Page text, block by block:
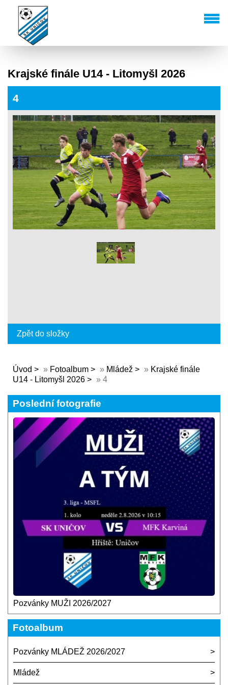
Krajské finále U14 - Litomyšl 2026
4
Zpět do složky
Úvod » Fotoalbum » Mládež » Krajské finále
U14 - Litomyšl 2026
» 4
Poslední fotografie
Pozvánky MUŽI 2026/2027
Fotoalbum
Pozvánky MLÁDEŽ 2026/2027
Mládež